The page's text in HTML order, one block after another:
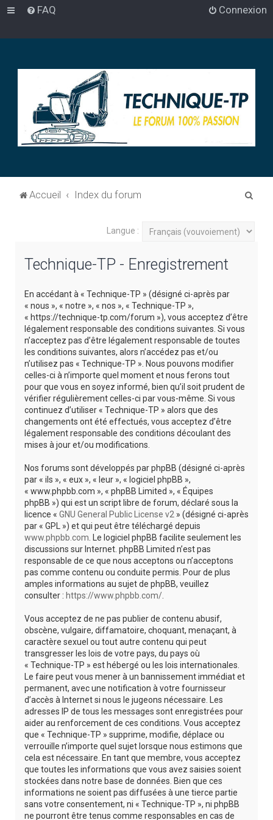
FAQ Connexion
Accueil Index du forum
Langue :
Technique-TP - Enregistrement
En accédant à « Technique-TP » (désigné ci-après par
« nous », « notre », « nos », « Technique-TP »,
« https://technique-tp.com/forum »), vous acceptez d’être
légalement responsable des conditions suivantes. Si vous
n’acceptez pas d’être légalement responsable de toutes
les conditions suivantes, alors n’accédez pas et/ou
n’utilisez pas « Technique-TP ». Nous pouvons modifier
celles-ci à n’importe quel moment et nous ferons tout
pour que vous en soyez informé, bien qu’il soit prudent de
vérifier régulièrement celles-ci par vous-même. Si vous
continuez d’utiliser « Technique-TP » alors que des
changements ont été effectués, vous acceptez d’être
légalement responsable des conditions découlant des
mises à jour et/ou modifications.
Nos forums sont développés par phpBB (désigné ci-après
par « ils », « eux », « leur », « logiciel phpBB »,
« www.phpbb.com », « phpBB Limited », « Équipes
phpBB ») qui est un script libre de forum, déclaré sous la
licence « GNU General Public License v2 » (désigné ci-après
par « GPL ») et qui peut être téléchargé depuis
www.phpbb.com . Le logiciel phpBB facilite seulement les
discussions sur Internet. phpBB Limited n’est pas
responsable de ce que nous acceptons ou n’acceptons
pas comme contenu ou conduite permis. Pour de plus
amples informations au sujet de phpBB, veuillez
consulter : https://www.phpbb.com/
Vous acceptez de ne pas publier de contenu abusif,
obscène, vulgaire, diffamatoire, choquant, menaçant, à
caractère sexuel ou tout autre contenu qui peut
transgresser les lois de votre pays, du pays où
« Technique-TP » est hébergé ou les lois internationales.
Le faire peut vous mener à un bannissement immédiat et
permanent, avec une notification à votre fournisseur
d’accès à Internet si nous le jugeons nécessaire. Les
adresses IP de tous les messages sont enregistrées pour
aider au renforcement de ces conditions. Vous acceptez
que « Technique-TP » supprime, modifie, déplace ou
verrouille n’importe quel sujet lorsque nous estimons que
cela est nécessaire. En tant que membre, vous acceptez
que toutes les informations que vous avez saisies soient
stockées dans notre base de données. Bien que ces
informations ne soient pas diffusées à une tierce partie
sans votre consentement, ni « Technique-TP », ni phpBB
ne pourront être tenus comme responsables en cas de